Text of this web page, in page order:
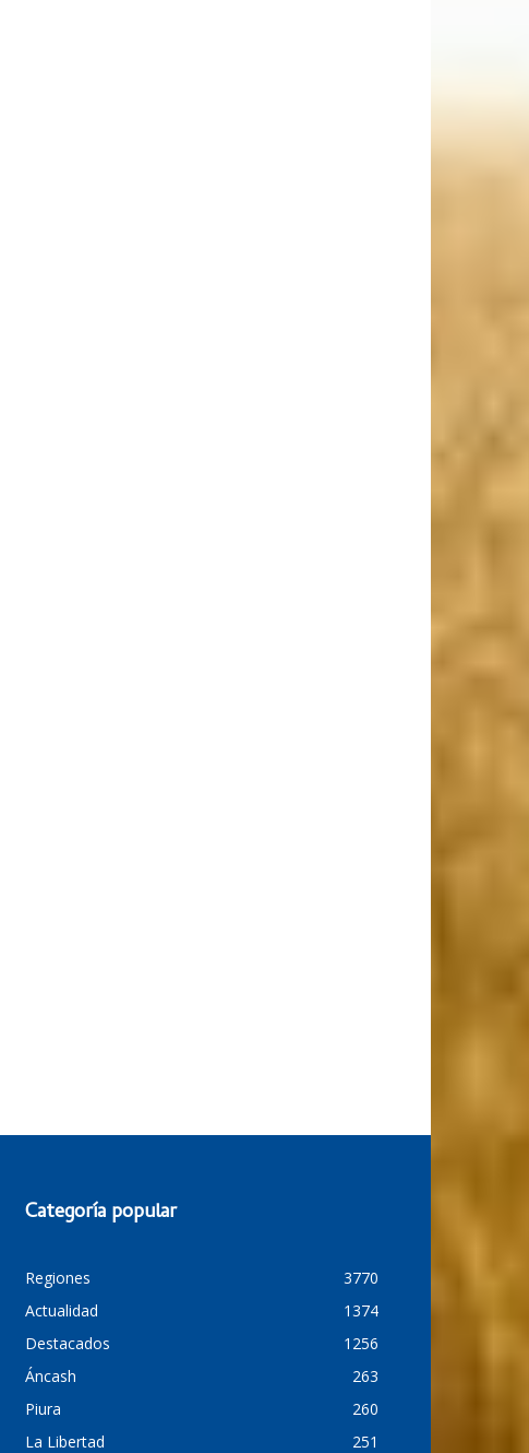
Categoría popular
Regiones
3770
Actualidad
1374
Destacados
1256
Áncash
263
Piura
260
La Libertad
251